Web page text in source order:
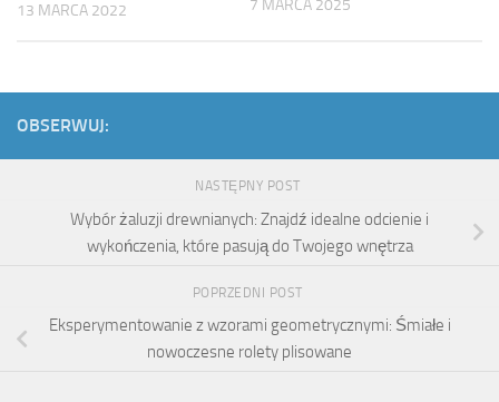
13 MARCA 2022 7 MARCA 2025
OBSERWUJ:
NASTĘPNY POST
Wybór żaluzji drewnianych: Znajdź idealne odcienie i
wykończenia, które pasują do Twojego wnętrza
POPRZEDNI POST
Eksperymentowanie z wzorami geometrycznymi: Śmiałe i
nowoczesne rolety plisowane